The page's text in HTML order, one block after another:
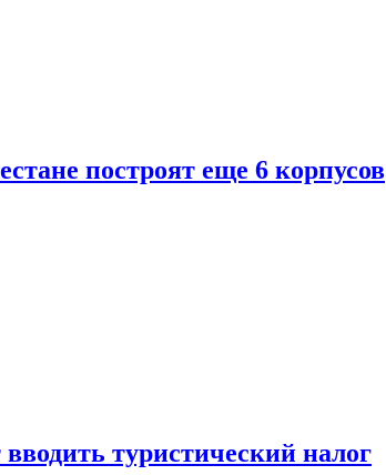
построят еще 6 корпусов
туристический налог